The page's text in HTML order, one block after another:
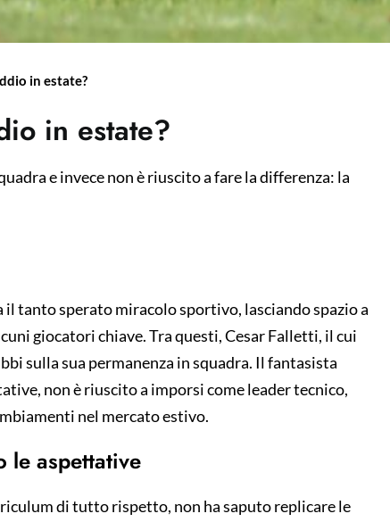
in estate?
in estate?
e invece non è riuscito a fare la differenza: la
il tanto sperato miracolo sportivo, lasciando spazio a
giocatori chiave. Tra questi, Cesar Falletti, il cui
sulla sua permanenza in squadra. Il fantasista
non è riuscito a imporsi come leader tecnico,
nel mercato estivo.
le aspettative
di tutto rispetto, non ha saputo replicare le